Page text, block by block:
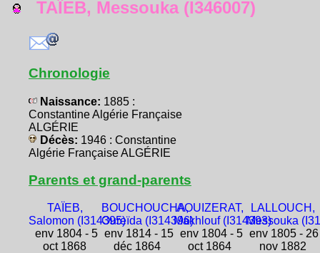
TAÏEB, Messouka (I346007)
Chronologie
Naissance: 1885 :
Constantine Algérie Française
ALGÉRIE
Décès: 1946 : Constantine
Algérie Française ALGÉRIE
Parents et grand-parents
TAÏEB,
Salomon (I314395)
env 1804 - 5
oct 1868
BOUCHOUCHA,
Oureïda (I314396)
env 1814 - 15
déc 1864
AOUIZERAT,
Makhlouf (I314393)
env 1804 - 5
oct 1864
LALLOUCH,
Messouka
env 1805 - 26
nov 1882